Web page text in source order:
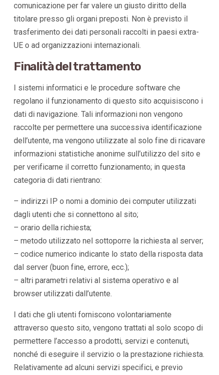
comunicazione per far valere un giusto diritto della
titolare presso gli organi preposti. Non è previsto il
trasferimento dei dati personali raccolti in paesi extra-
UE o ad organizzazioni internazionali.
Finalità del trattamento
I sistemi informatici e le procedure software che
regolano il funzionamento di questo sito acquisiscono i
dati di navigazione. Tali informazioni non vengono
raccolte per permettere una successiva identificazione
dell’utente, ma vengono utilizzate al solo fine di ricavare
informazioni statistiche anonime sull’utilizzo del sito e
per verificarne il corretto funzionamento; in questa
categoria di dati rientrano:
– indirizzi IP o nomi a dominio dei computer utilizzati
dagli utenti che si connettono al sito;
– orario della richiesta;
– metodo utilizzato nel sottoporre la richiesta al server;
– codice numerico indicante lo stato della risposta data
dal server (buon fine, errore, ecc.);
– altri parametri relativi al sistema operativo e al
browser utilizzati dall’utente.
I dati che gli utenti forniscono volontariamente
attraverso questo sito, vengono trattati al solo scopo di
permettere l’accesso a prodotti, servizi e contenuti,
nonché di eseguire il servizio o la prestazione richiesta.
Relativamente ad alcuni servizi specifici, e previo